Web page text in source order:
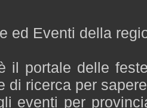
ed Eventi della
il portale delle
di ricerca per
eventi per